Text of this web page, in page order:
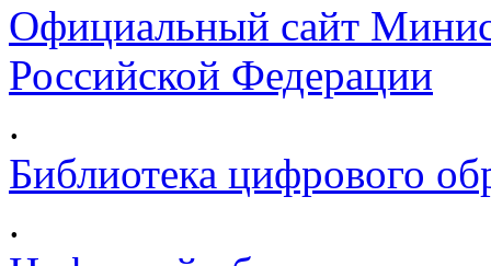
Официальный сайт
Российской Федерации
.
Библиотека цифрового
.